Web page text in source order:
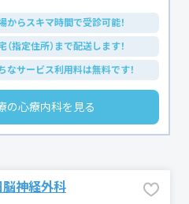
からスキマ時間で受診可能！
（指定住所）まで配送します！
なサービス利用料は無料です！
の心療内科を見る
神経外科